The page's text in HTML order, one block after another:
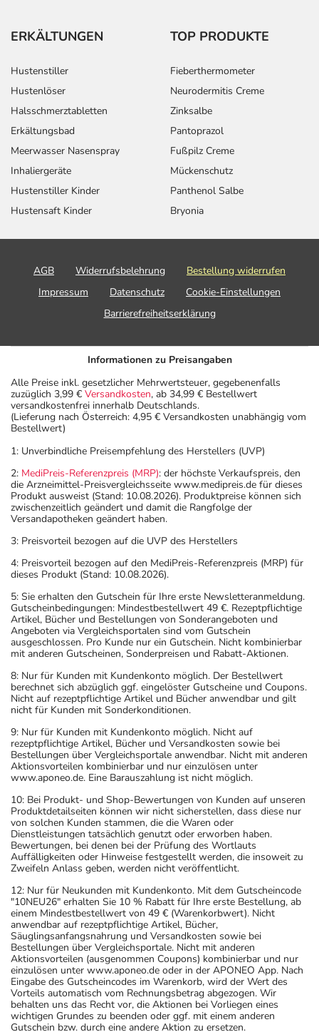
ERKÄLTUNGEN
Hustenstiller
Hustenlöser
Halsschmerztabletten
Erkältungsbad
Meerwasser Nasenspray
Inhaliergeräte
Hustenstiller Kinder
Hustensaft Kinder
TOP PRODUKTE
Fieberthermometer
Neurodermitis Creme
Zinksalbe
Pantoprazol
Fußpilz Creme
Mückenschutz
Panthenol Salbe
Bryonia
AGB Widerrufsbelehrung
Bestellung widerrufen
Impressum
Datenschutz
Cookie-Einstellungen
Barrierefreiheitserklärung
Informationen zu Preisangaben
Alle Preise inkl. gesetzlicher Mehrwertsteuer, gegebenenfalls
zuzüglich 3,99 € Versandkosten, ab 34,99 € Bestellwert
versandkostenfrei innerhalb Deutschlands.
(Lieferung nach Österreich: 4,95 € Versandkosten unabhängig vom
Bestellwert)
1: Unverbindliche Preisempfehlung des Herstellers (UVP)
2: MediPreis-Referenzpreis (MRP): der höchste Verkaufspreis, den
die Arzneimittel-Preisvergleichsseite www.medipreis.de für dieses
Produkt ausweist (Stand: 10.08.2026). Produktpreise können sich
zwischenzeitlich geändert und damit die Rangfolge der
Versandapotheken geändert haben.
3: Preisvorteil bezogen auf die UVP des Herstellers
4: Preisvorteil bezogen auf den MediPreis-Referenzpreis (MRP) für
dieses Produkt (Stand: 10.08.2026).
5: Sie erhalten den Gutschein für Ihre erste Newsletteranmeldung.
Gutscheinbedingungen: Mindestbestellwert 49 €. Rezeptpflichtige
Artikel, Bücher und Bestellungen von Sonderangeboten und
Angeboten via Vergleichsportalen sind vom Gutschein
ausgeschlossen. Pro Kunde nur ein Gutschein. Nicht kombinierbar
mit anderen Gutscheinen, Sonderpreisen und Rabatt-Aktionen.
8: Nur für Kunden mit Kundenkonto möglich. Der Bestellwert
berechnet sich abzüglich ggf. eingelöster Gutscheine und Coupons.
Nicht auf rezeptpflichtige Artikel und Bücher anwendbar und gilt
nicht für Kunden mit Sonderkonditionen.
9: Nur für Kunden mit Kundenkonto möglich. Nicht auf
rezeptpflichtige Artikel, Bücher und Versandkosten sowie bei
Bestellungen über Vergleichsportale anwendbar. Nicht mit anderen
Aktionsvorteilen kombinierbar und nur einzulösen unter
www.aponeo.de. Eine Barauszahlung ist nicht möglich.
10: Bei Produkt- und Shop-Bewertungen von Kunden auf unseren
Produktdetailseiten können wir nicht sicherstellen, dass diese nur
von solchen Kunden stammen, die die Waren oder
Dienstleistungen tatsächlich genutzt oder erworben haben.
Bewertungen, bei denen bei der Prüfung des Wortlauts
Auffälligkeiten oder Hinweise festgestellt werden, die insoweit zu
Zweifeln Anlass geben, werden nicht veröffentlicht.
12: Nur für Neukunden mit Kundenkonto. Mit dem Gutscheincode
"10NEU26" erhalten Sie 10 % Rabatt für Ihre erste Bestellung, ab
einem Mindestbestellwert von 49 € (Warenkorbwert). Nicht
anwendbar auf rezeptpflichtige Artikel, Bücher,
Säuglingsanfangsnahrung und Versandkosten sowie bei
Bestellungen über Vergleichsportale. Nicht mit anderen
Aktionsvorteilen (ausgenommen Coupons) kombinierbar und nur
einzulösen unter www.aponeo.de oder in der APONEO App. Nach
Eingabe des Gutscheincodes im Warenkorb, wird der Wert des
Vorteils automatisch vom Rechnungsbetrag abgezogen. Wir
behalten uns das Recht vor, die Aktionen bei Vorliegen eines
wichtigen Grundes zu beenden oder ggf. mit einem anderen
Gutschein bzw. durch eine andere Aktion zu ersetzen.